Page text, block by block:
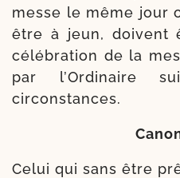
messe le même jour
être à jeun, doivent
célé­bra­tion de la
par l’Ordinaire
circonstances.
Celui qui sans être